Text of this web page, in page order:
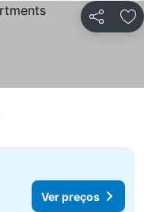
Partilhar
Ver preços